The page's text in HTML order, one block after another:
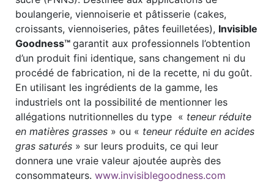
boulangerie, viennoiserie et pâtisserie (cakes,
croissants, viennoiseries, pâtes feuilletées), Invisible
Goodness™ garantit aux professionnels l’obtention
d’un produit fini identique, sans changement ni du
procédé de fabrication, ni de la recette, ni du goût.
En utilisant les ingrédients de la gamme, les
industriels ont la possibilité de mentionner les
allégations nutritionnelles du type « teneur réduite
en matières grasses » ou « teneur réduite en acides
gras saturés » sur leurs produits, ce qui leur
donnera une vraie valeur ajoutée auprès des
consommateurs. www.invisiblegoodness.com